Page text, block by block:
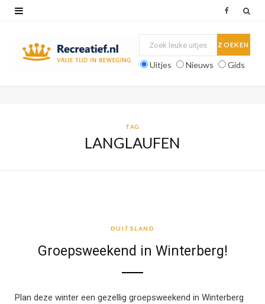
Uitjes Nieuws Gids
TAG
LANGLAUFEN
DUITSLAND
Groepsweekend in Winterberg!
Plan deze winter een gezellig groepsweekend in Winterberg